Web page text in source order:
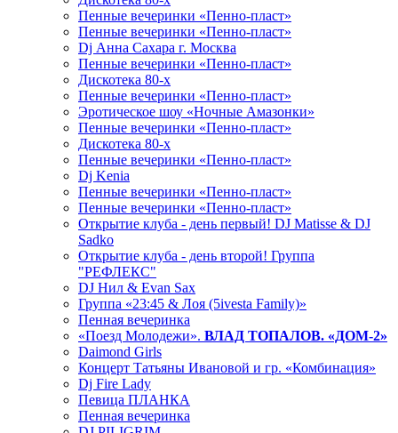
Пенные вечеринки «Пенно-пласт»
Пенные вечеринки «Пенно-пласт»
Dj Анна Сахара г. Москва
Пенные вечеринки «Пенно-пласт»
Дискотека 80-х
Пенные вечеринки «Пенно-пласт»
Эротическое шоу «Ночные Амазонки»
Пенные вечеринки «Пенно-пласт»
Дискотека 80-х
Пенные вечеринки «Пенно-пласт»
Dj Kenia
Пенные вечеринки «Пенно-пласт»
Пенные вечеринки «Пенно-пласт»
Открытие клуба - день первый! DJ Matisse & DJ
Sadko
Открытие клуба - день второй! Группа
"РЕФЛЕКС"
DJ Нил & Evan Sax
Группа «23:45 & Лоя (5ivesta Family)»
Пенная вечеринка
«Поезд Молодежи». ВЛАД ТОПАЛОВ. «ДОМ-2»
Daimond Girls
Концерт Татьяны Ивановой и гр. «Комбинация»
Dj Fire Lady
Певица ПЛАНКА
Пенная вечеринка